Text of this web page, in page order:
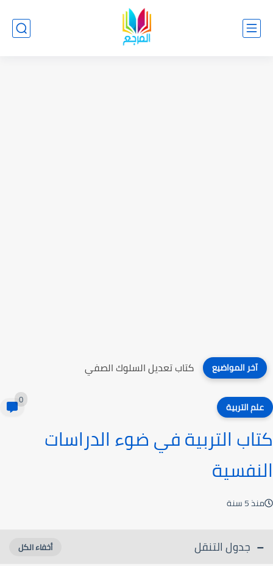
آخر المواضيع كتاب تعديل السلوك الصفي
علم التربية 0
كتاب التربية في ضوء الدراسات
النفسية
منذ 5 سنة
جدول التنقل